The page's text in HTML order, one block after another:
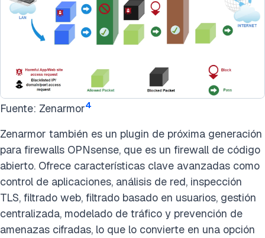
Fuente: Zenarmor4
Zenarmor también es un plugin de próxima generación
para firewalls OPNsense, que es un firewall de código
abierto. Ofrece características clave avanzadas como
control de aplicaciones, análisis de red, inspección
TLS, filtrado web, filtrado basado en usuarios, gestión
centralizada, modelado de tráfico y prevención de
amenazas cifradas, lo que lo convierte en una opción